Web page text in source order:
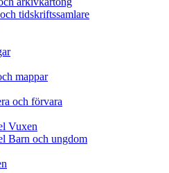
tidskriftssamlare
mappar
och förvara
Vuxen
Barn och ungdom